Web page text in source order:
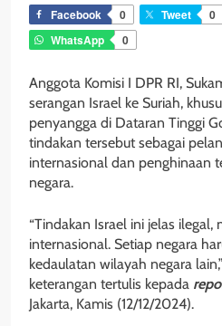
Facebook 0 Tweet 0
WhatsApp
0
Anggota Komisi I DPR RI,
serangan Israel ke Suriah,
penyangga di Dataran Tinggi
tindakan tersebut sebagai
internasional dan penghinaan
negara.
“Tindakan Israel ini jelas ilegal,
internasional. Setiap negara
kedaulatan wilayah negara
keterangan tertulis kepada
Jakarta, Kamis (12/12/2024).